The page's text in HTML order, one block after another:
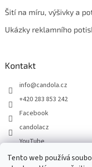
Tento web používá
Šití na míru, výšivky a
Ukázky reklamního
Kontakt
info@candola.cz
+420 283 853 242
Facebook
candolacz
YouTube